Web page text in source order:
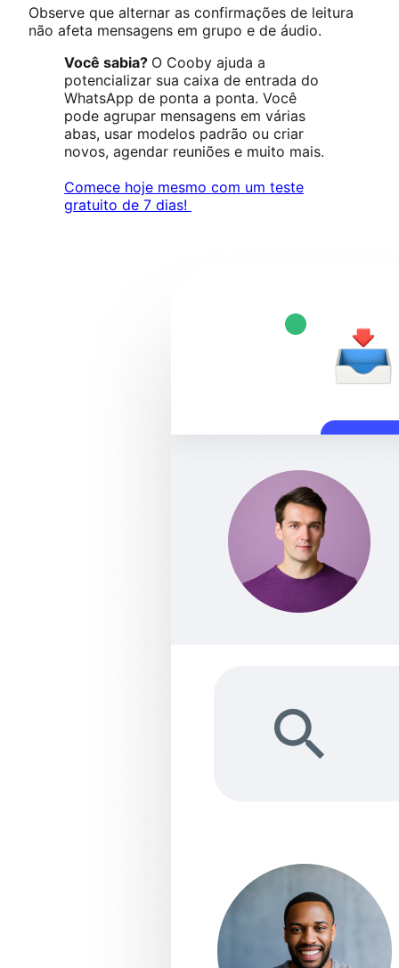
Observe que alternar as confirmações de leitura
não afeta mensagens em grupo e de áudio.
Você sabia? O Cooby ajuda a
potencializar sua caixa de entrada do
WhatsApp de ponta a ponta. Você
pode agrupar mensagens em várias
abas, usar modelos padrão ou criar
novos, agendar reuniões e muito mais.
Comece hoje mesmo com um teste
gratuito de 7 dias!